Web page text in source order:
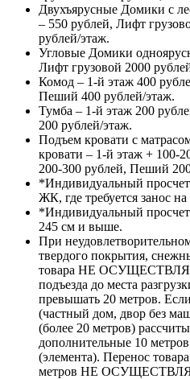
Двухъярусные Домики с
– 550 рублей, Лифт
рублей/этаж.
Угловые Домики
Лифт грузовой 2000
Комод – 1-й этаж 400
Пеший 400 рублей/этаж.
Тумба – 1-й этаж 200
200 рублей/этаж.
Подъем кровати с
кровати – 1-й этаж + 100-
200-300 рублей, Пеший
*Индивидуальный
ЖК, где требуется занос
*Индивидуальный
245 см и выше.
При
твердого покрытия,
товара НЕ
подъезда до места
превышать 20 метров.
(частный дом, двор без
(более 20 метров)
дополнительные 10
(элемента). Перенос
метров НЕ